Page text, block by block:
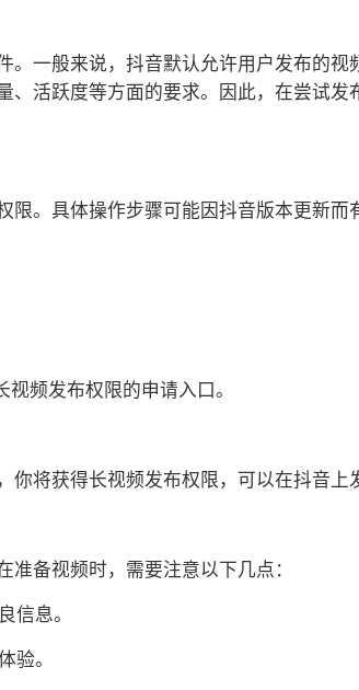
一般来说，抖音默认允许用户发布的
活跃度等方面的要求。因此，在尝试
。具体操作步骤可能因抖音版本更新而
频发布权限的申请入口。
将获得长视频发布权限，可以在抖音上
备视频时，需要注意以下几点：
信息。
验。